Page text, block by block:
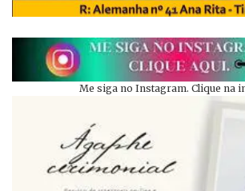
Me siga no Instagram. Clique na